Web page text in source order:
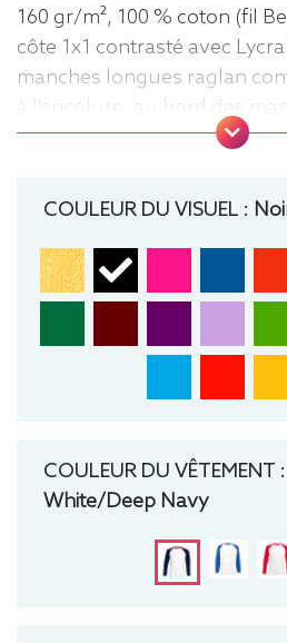
160 gr/m², 100 % coton (fil
côte 1x1 contrasté avec
manches longues raglan
à l'encolure, au bord des
matériau tubulaire. Tee
COULEUR DU VISUEL :
COULEUR DU VÊTEMENT :
White/Deep Navy